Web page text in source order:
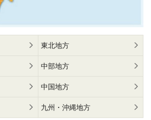
東北地方
中部地方
中国地方
九州・沖縄地方